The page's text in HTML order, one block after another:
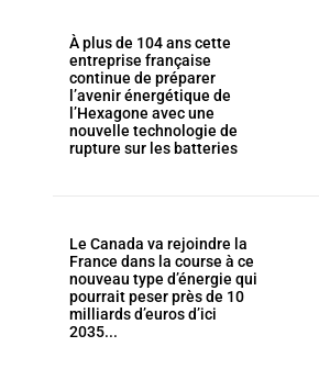
À plus de 104 ans cette
entreprise française
continue de préparer
l’avenir énergétique de
l’Hexagone avec une
nouvelle technologie de
rupture sur les batteries
Le Canada va rejoindre la
France dans la course à ce
nouveau type d’énergie qui
pourrait peser près de 10
milliards d’euros d’ici
2035...